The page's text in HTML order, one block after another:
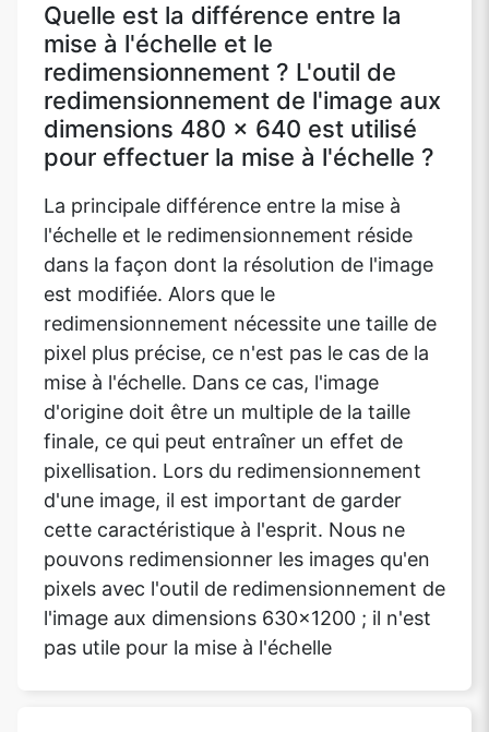
Quelle est la différence entre la
mise à l'échelle et le
redimensionnement ? L'outil de
redimensionnement de l'image aux
dimensions 480 x 640 est utilisé
pour effectuer la mise à l'échelle ?
La principale différence entre la mise à
l'échelle et le redimensionnement réside
dans la façon dont la résolution de l'image
est modifiée. Alors que le
redimensionnement nécessite une taille de
pixel plus précise, ce n'est pas le cas de la
mise à l'échelle. Dans ce cas, l'image
d'origine doit être un multiple de la taille
finale, ce qui peut entraîner un effet de
pixellisation. Lors du redimensionnement
d'une image, il est important de garder
cette caractéristique à l'esprit. Nous ne
pouvons redimensionner les images qu'en
pixels avec l'outil de redimensionnement de
l'image aux dimensions 630x1200 ; il n'est
pas utile pour la mise à l'échelle